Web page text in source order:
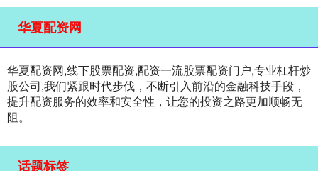
华夏配资网
华夏配资网,线下股票配资,配资一流股票配资门户,专业杠杆炒
股公司,我们紧跟时代步伐，不断引入前沿的金融科技手段，
提升配资服务的效率和安全性，让您的投资之路更加顺畅无
阻。
话题标签